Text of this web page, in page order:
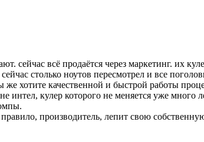
сейчас всё продаётся через маркетинг. их
столько ноутов пересмотрел и все
хотите качественной и быстрой работы
кулер которого не меняется уже много
производитель, лепит свою